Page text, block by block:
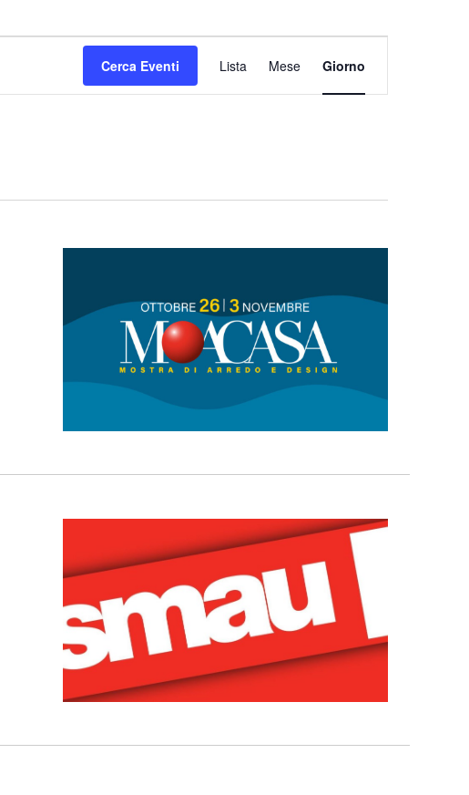
Cerca Eventi
Viste
Navigazione
Lista Mese Giorno